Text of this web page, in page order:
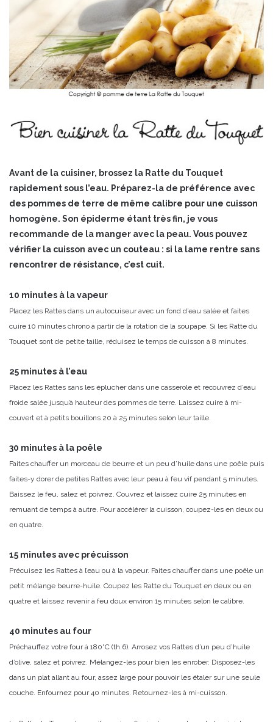
Avant de la cuisiner, brossez la Ratte du Touquet
rapidement sous l’eau. Préparez-la de préférence avec
des pommes de terre de même calibre pour une cuisson
homogène. Son épiderme étant très fin, je vous
recommande de la manger avec la peau. Vous pouvez
vérifier la cuisson avec un couteau : si la lame rentre sans
rencontrer de résistance, c’est cuit.
10 minutes à la vapeur
Placez les Rattes dans un autocuiseur avec un fond d’eau salée et faites
cuire 10 minutes chrono à partir de la rotation de la soupape. Si les Ratte du
Touquet sont de petite taille, réduisez le temps de cuisson à 8 minutes.
25 minutes à l’eau
Placez les Rattes sans les éplucher dans une casserole et recouvrez d’eau
froide salée jusqu’à hauteur des pommes de terre. Laissez cuire à mi-
couvert et à petits bouillons 20 à 25 minutes selon leur taille.
30 minutes à la poêle
Faites chauffer un morceau de beurre et un peu d’huile dans une poêle puis
faites-y dorer de petites Rattes avec leur peau à feu vif pendant 5 minutes.
Baissez le feu, salez et poivrez. Couvrez et laissez cuire 25 minutes en
remuant de temps à autre. Pour accélérer la cuisson, coupez-les en deux ou
en quatre.
15 minutes avec précuisson
Précuisez les Rattes à l’eau ou à la vapeur. Faites chauffer dans une poêle un
petit mélange beurre-huile. Coupez les Ratte du Touquet en deux ou en
quatre et laissez revenir à feu doux environ 15 minutes selon le calibre.
40 minutes au four
Préchauffez votre four à 180°C (th.6). Arrosez vos Rattes d’un peu d’huile
d’olive, salez et poivrez. Mélangez-les pour bien les enrober. Disposez-les
dans un plat allant au four, assez large pour pouvoir les étaler sur une seule
couche. Enfournez pour 40 minutes. Retournez-les à mi-cuisson.